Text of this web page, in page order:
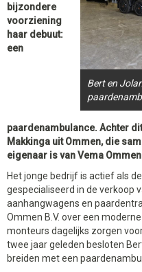
Bert en
bijzondere
voorziening
haar debuut:
een
paardenambulance. Achter
Makkinga uit Ommen, die
eigenaar is van Vema Ommen
Het jonge bedrijf is actief als
gespecialiseerd in de verkoop
aanhangwagens en
Ommen B.V. over een
monteurs dagelijks zorgen
twee jaar geleden besloten
breiden met een